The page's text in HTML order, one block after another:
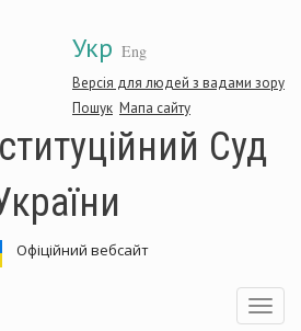
Укр Eng
Версія для людей з вадами зору
Пошук Мапа сайту
Суд
Офіційний вебсайт
Toggle